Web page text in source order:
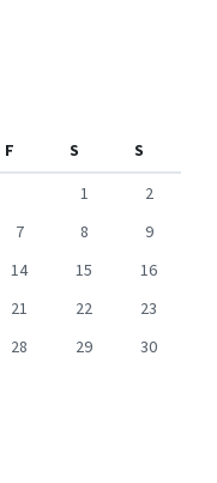
F S
S
1
2
7 8
9
14 15
16
21 22
23
28 29
30